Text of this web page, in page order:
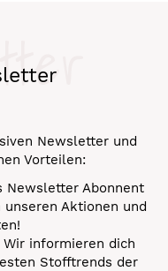
Newsletter und
Vorteilen:
Newsletter Abonnent
Aktionen und
informieren dich
Stofftrends der